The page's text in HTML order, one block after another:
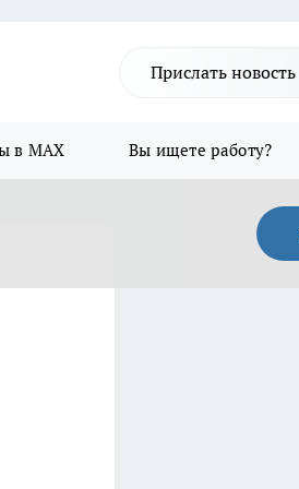
Прислать новость
в MAX Вы ищете работу?